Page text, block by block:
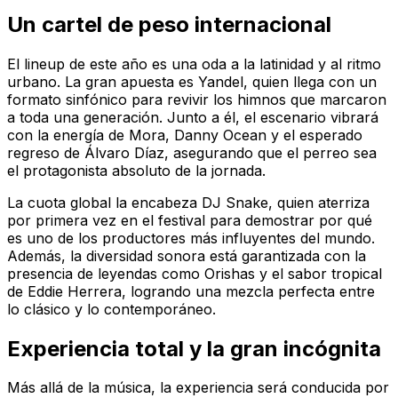
Un cartel de peso internacional
El lineup de este año es una oda a la latinidad y al ritmo
urbano. La gran apuesta es Yandel, quien llega con un
formato sinfónico para revivir los himnos que marcaron
a toda una generación. Junto a él, el escenario vibrará
con la energía de Mora, Danny Ocean y el esperado
regreso de Álvaro Díaz, asegurando que el perreo sea
el protagonista absoluto de la jornada.
La cuota global la encabeza DJ Snake, quien aterriza
por primera vez en el festival para demostrar por qué
es uno de los productores más influyentes del mundo.
Además, la diversidad sonora está garantizada con la
presencia de leyendas como Orishas y el sabor tropical
de Eddie Herrera, logrando una mezcla perfecta entre
lo clásico y lo contemporáneo.
Experiencia total y la gran incógnita
Más allá de la música, la experiencia será conducida por